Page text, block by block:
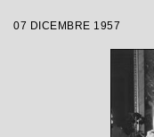
Margherita
stata
1958 del
07 DICEMBRE 1957